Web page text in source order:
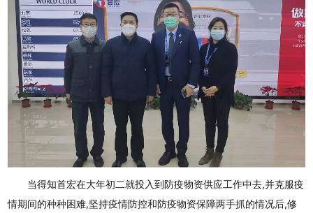
当得知首宏在大年初二就投入到防疫物资供应工作中去,并克服疫
情期间的种种困难,坚持疫情防控和防疫物资保障两手抓的情况后,修